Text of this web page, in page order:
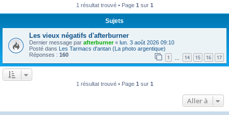
1 résultat trouvé • Page 1 sur 1
Sujets
Les vieux négatifs d'afterburner
Dernier message par afterburner« lun. 3 août 2026 09:10
Posté dans Les Tarmacs d'antan (La photo argentique)
Réponses : 160 1 14 15 16 17
1 résultat trouvé • Page 1 sur 1
Aller à